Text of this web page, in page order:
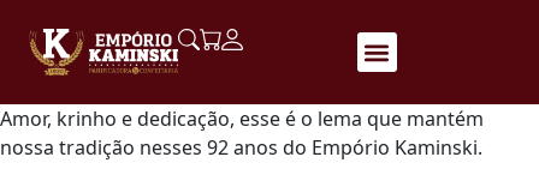
Amor, krinho e dedicação, esse é o lema que mantém
nossa tradição nesses 92 anos do Empório Kaminski.